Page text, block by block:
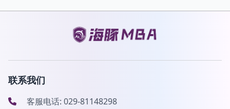
联系我们
客服电话: 029-81148298